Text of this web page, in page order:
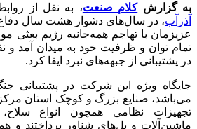
به گزارشکلام صنعت، به نقل از
آذرآب، در سال‌های دشوار هشت سال
عزیزمان با تهاجم همه‌جانبه رژیم بعثی
تمام توان و ظرفیت خود به میدان آمد و
در پشتیبانی از جبهه‌های نبرد ایفا کرد.
جایگاه ویژه این شرکت در پشتیبانی
می‌باشد، صنایع بزرگ و کوچک استان
تجهیزات نظامی همچون انواع سلاح‌،
ماشین‌آلات و پل‌های شناور پرداختند و